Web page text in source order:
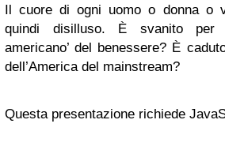
Il cuore di ogni uomo o donna o
quindi disilluso. È svanito per
americano’ del benessere? È
dell’America del mainstream?
Questa presentazione richiede